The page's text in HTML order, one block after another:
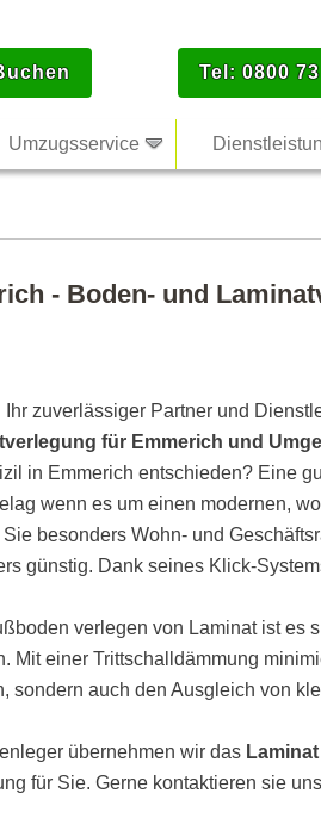
Tel: 0800
Umzugsservice
- Boden- und
Ihr zuverlässiger Partner und
für Emmerich und
in Emmerich entschieden? Eine
wenn es um einen modernen,
besonders Wohn- und
günstig. Dank seines Klick-
verlegen von Laminat ist es
Mit einer Trittschalldämmung
sondern auch den Ausgleich von
übernehmen wir das
für Sie. Gerne kontaktieren sie